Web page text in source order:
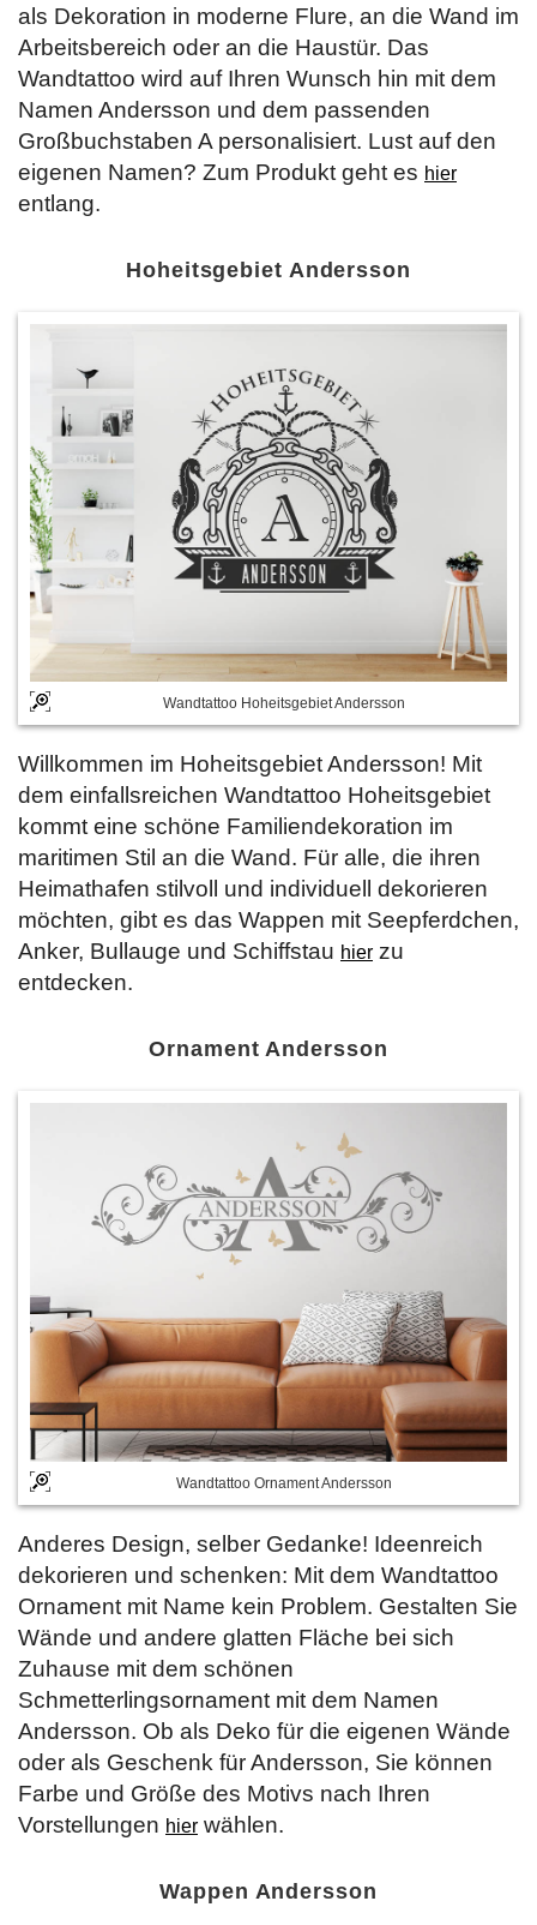
als Dekoration in moderne Flure, an die Wand im
Arbeitsbereich oder an die Haustür. Das
Wandtattoo wird auf Ihren Wunsch hin mit dem
Namen Andersson und dem passenden
Großbuchstaben A personalisiert. Lust auf den
eigenen Namen? Zum Produkt geht es hier
entlang.
Hoheitsgebiet Andersson
Wandtattoo Hoheitsgebiet Andersson
Willkommen im Hoheitsgebiet Andersson! Mit
dem einfallsreichen Wandtattoo Hoheitsgebiet
kommt eine schöne Familiendekoration im
maritimen Stil an die Wand. Für alle, die ihren
Heimathafen stilvoll und individuell dekorieren
möchten, gibt es das Wappen mit Seepferdchen,
Anker, Bullauge und Schiffstau hier zu
entdecken.
Ornament Andersson
Wandtattoo Ornament Andersson
Anderes Design, selber Gedanke! Ideenreich
dekorieren und schenken: Mit dem Wandtattoo
Ornament mit Name kein Problem. Gestalten Sie
Wände und andere glatten Fläche bei sich
Zuhause mit dem schönen
Schmetterlingsornament mit dem Namen
Andersson. Ob als Deko für die eigenen Wände
oder als Geschenk für Andersson, Sie können
Farbe und Größe des Motivs nach Ihren
Vorstellungen hier wählen.
Wappen Andersson